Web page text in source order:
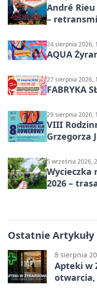
André
–
24 sierpnia 2026,
AQUA
27 sierpnia 2026,
FABRYKA
29 sierpnia 2026,
VIII
Grzegorza
5 września 2026,
Wycieczka
2026 –
Ostatnie Artykuły
8 sierpnia
Apteki w